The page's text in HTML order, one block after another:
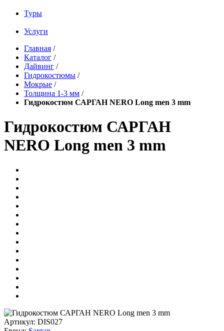
Туры
Услуги
Главная /
Каталог /
Дайвинг /
Гидрокостюмы /
Мокрые /
Толщина 1-3 мм /
Гидрокостюм САРГАН NERO Long men 3 mm
Гидрокостюм САРГАН
NERO Long men 3 mm
Артикул: DIS027